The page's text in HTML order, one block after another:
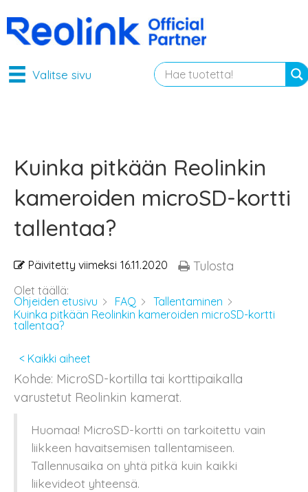
Valitse sivu
Kuinka pitkään Reolinkin
kameroiden microSD-kortti
tallentaa?
Päivitetty viimeksi 16.11.2020 Tulosta
Olet täällä:
Ohjeiden etusivu
FAQ
Tallentaminen
Kuinka pitkään Reolinkin kameroiden microSD-kortti
tallentaa?
< Kaikki aiheet
Kohde: MicroSD-kortilla tai korttipaikalla
varustetut Reolinkin kamerat.
Huomaa! MicroSD-kortti on tarkoitettu vain
liikkeen havaitsemisen tallentamiseen.
Tallennusaika on yhtä pitkä kuin kaikki
liikevideot yhteensä.